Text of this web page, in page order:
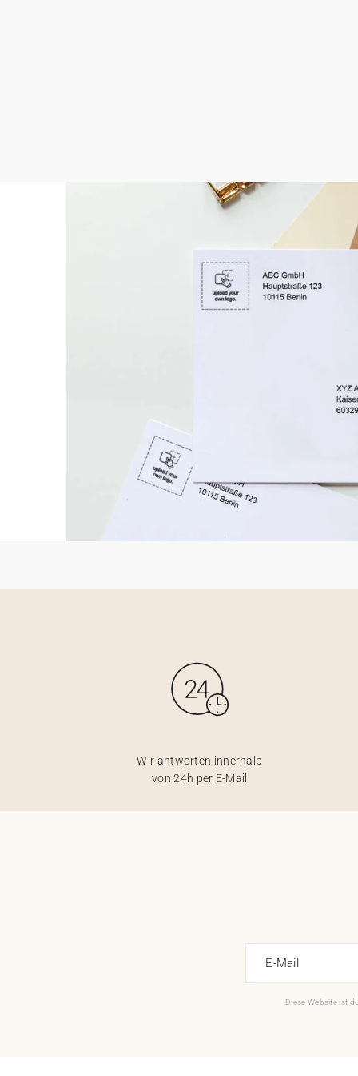
Wir antworten innerhalb
von 24h per E-Mail
E-Mail
Diese Website ist